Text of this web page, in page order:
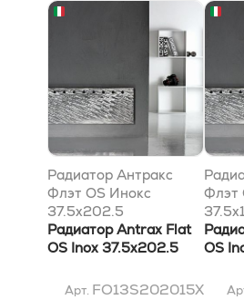
Радиатор Антракс
Флэт OS Инокс
37.5x202.5
Радиатор Antrax Flat
OS Inox 37.5x202.5
Арт. FO13S202015X
Флэт
OS